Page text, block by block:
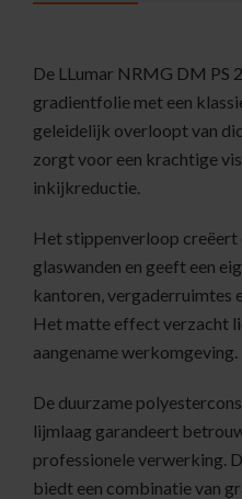
De LLumar NRMG DM PS
gradientfolie met een
geleidelijk overloopt van
zorgt voor een krachtige
inkijkreductie.
Het stippenverloop creëert
glaswanden en geeft een
kantoren, vergaderruimtes
Het matte effect verzacht
aangename werkomgeving.
De duurzame
lijmlaag garandeert
professionele verwerking.
biedt een combinatie van